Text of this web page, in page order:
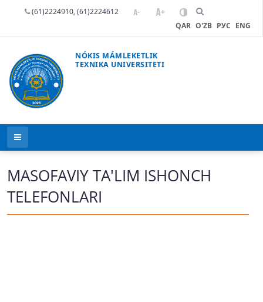
(61)2224910, (61)2224612
QAR O'ZB РУС ENG
NÓKIS MÁMLEKETLIK
TEXNIKA UNIVERSITETI
MASOFAVIY TA'LIM ISHONCH
TELEFONLARI